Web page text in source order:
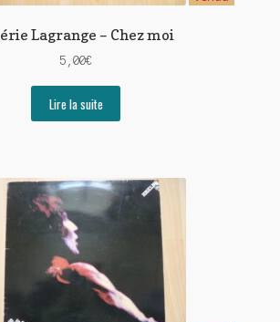
Lagrange – Chez moi
5,00€
Lire la suite